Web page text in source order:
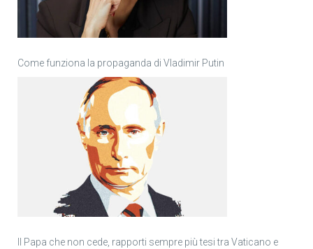
Come funziona la propaganda di Vladimir Putin
Il Papa che non cede, rapporti sempre più tesi tra Vaticano e